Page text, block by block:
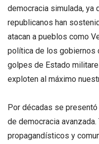
democracia simulada, ya
republicanos han
atacan a pueblos como
política de los gobiernos
golpes de Estado
exploten al máximo
Por décadas se
de democracia
propagandísticos y